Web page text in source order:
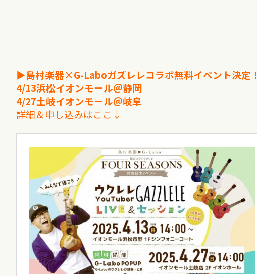
▶︎島村楽器×G-Laboガズレレコラボ無料イベント決定！
4/13浜松イオンモール＠静岡
4/27土岐イオンモール＠岐阜
詳細＆申し込みはここ↓